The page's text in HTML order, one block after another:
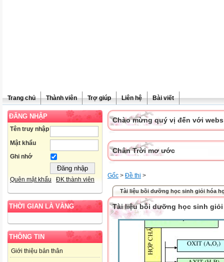
Trang chủ Thành viên Trợ giúp Liên hệ Bài viết
ĐĂNG NHẬP
Tên truy nhập
Mật khẩu
Ghi nhớ
Quên mật khẩu ĐK thành viên
THỜI GIAN LÀ VÀNG
THÔNG TIN
Giới thiệu bản thân
Chào mừng quý vị đến với
Chân Trời mơ ước
Gốc > Đề thi >
Tài liệu bồi dưỡng học sinh giỏi hóa
Tài liệu bồi dưỡng học sinh giỏi